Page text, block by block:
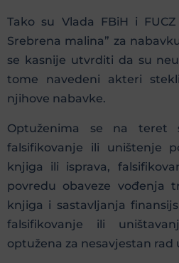
Tako su Vlada FBiH i
Srebrena malina” za
se kasnije utvrditi da su
tome navedeni akteri
njihove nabavke.
Optuženima se na teret
falsifikovanje ili uništenje
knjiga ili isprava,
povredu obaveze vođenja
knjiga i sastavljanja
falsifikovanje ili
optužena za nesavjestan rad